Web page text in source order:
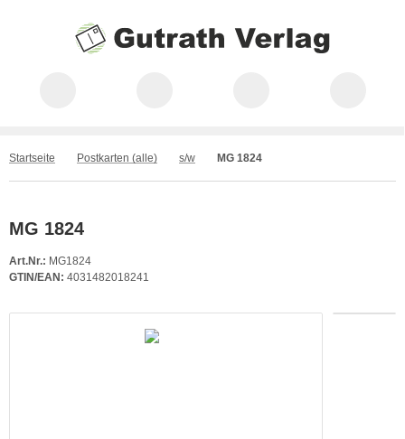
Startseite Postkarten (alle) s/w MG 1824
MG 1824
Art.Nr.: MG1824
GTIN/EAN: 4031482018241